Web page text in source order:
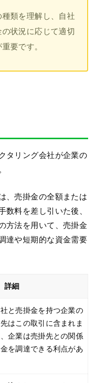
類を理解し、自社
状況に応じて適切
要です。
タリング会社が企業の
、売掛金の全額または
数料を差し引いた後、
方法を用いて、売掛金
達や短期的な資金需要
詳細
と売掛金を持つ企業の
はこの取引に含まれま
企業は売掛先との関係
を調達できる利点があ